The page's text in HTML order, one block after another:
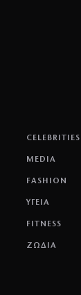
CELEBRITIES
MEDIA
FASHION
ΥΓΕΙΑ
FITNESS
ΖΩΔΙΑ